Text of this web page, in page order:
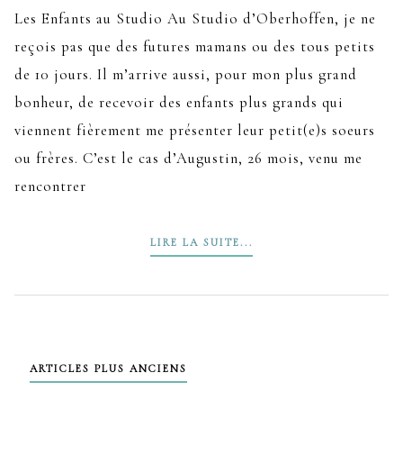
Les Enfants au Studio Au Studio d’Oberhoffen, je ne
reçois pas que des futures mamans ou des tous petits
de 10 jours. Il m’arrive aussi, pour mon plus grand
bonheur, de recevoir des enfants plus grands qui
viennent fièrement me présenter leur petit(e)s soeurs
ou frères. C’est le cas d’Augustin, 26 mois, venu me
rencontrer
LIRE LA SUITE...
Navigation
ARTICLES PLUS ANCIENS